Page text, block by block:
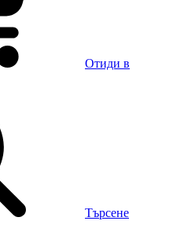
Отиди в
Търсене